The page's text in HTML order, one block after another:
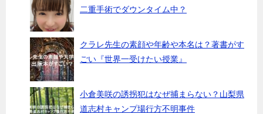
二重手術でダウンタイム中？
クラレ先生の素顔や年齢や本名は？著書がす
ごい『世界一受けたい授業』
小倉美咲の誘拐犯はなぜ捕まらない？山梨県
道志村キャンプ場行方不明事件